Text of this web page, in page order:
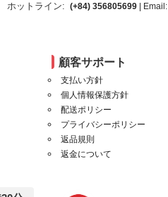
ホットライン: (+84) 356805699| Email:
顧客サポート
支払い方針
個人情報保護方針
配送ポリシー
プライバシーポリシー
返品規則
返金について